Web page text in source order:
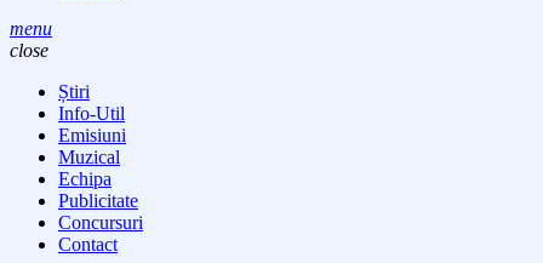
menu
close
Știri
Info-Util
Emisiuni
Muzical
Echipa
Publicitate
Concursuri
Contact